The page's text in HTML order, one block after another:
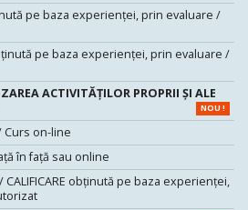
pe baza experienței, prin evaluare /
pe baza experienței, prin evaluare /
ACTIVITĂȚILOR PROPRII ȘI ALE
NOU !
Curs on-line
în față sau online
/ CALIFICARE obținută pe baza experienței,